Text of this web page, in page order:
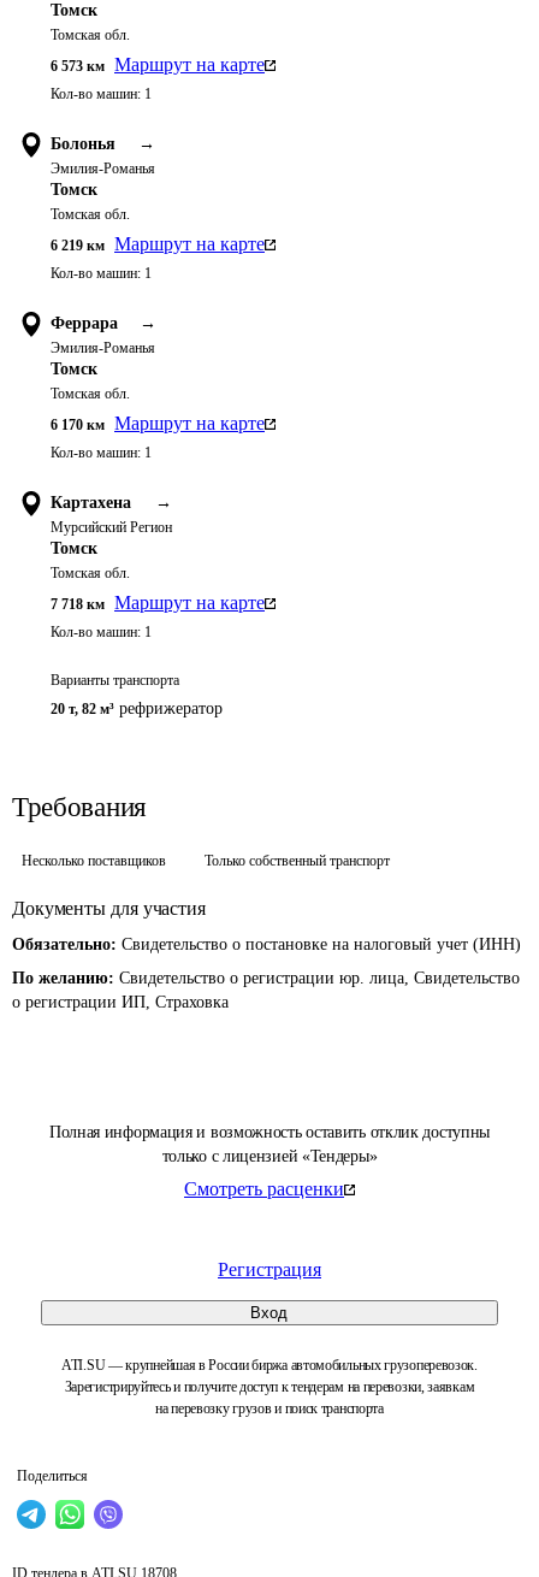
Полная информация и возможность оставить отклик доступны
только с лицензией «Тендеры»
Смотреть расценки
Регистрация
Вход
ATI.SU — крупнейшая в России биржа автомобильных грузоперевозок.
Зарегистрируйтесь и получите доступ к тендерам на перевозки, заявкам
на перевозку грузов и поиск транспорта
Поделиться
Томск
Томская обл.
6 573 км Маршрут на карте
Кол-во машин: 1
Болонья →
Эмилия-Романья
Томск
Томская обл.
6 219 км Маршрут на карте
Кол-во машин: 1
Феррара →
Эмилия-Романья
Томск
Томская обл.
6 170 км Маршрут на карте
Кол-во машин: 1
Картахена →
Мурсийский Регион
Томск
Томская обл.
7 718 км Маршрут на карте
Кол-во машин: 1
Варианты транспорта
20 т, 82 м³ рефрижератор
Требования
Несколько поставщиков Только собственный транспорт
Документы для участия
Обязательно: Свидетельство о постановке на налоговый учет (ИНН)
По желанию: Свидетельство о регистрации юр. лица, Свидетельство
о регистрации ИП, Страховка
ID тендера в ATI.SU 18708